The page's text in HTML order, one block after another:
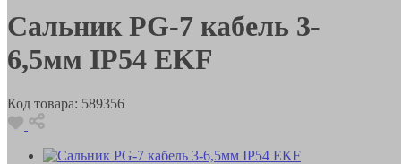
Сальник PG-7 кабель 3-
6,5мм IP54 EKF
Код товара: 589356